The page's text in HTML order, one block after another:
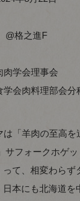
@格之進F
肉学会理事会
学会肉料理部会分
「羊肉の至高を
サフォークホゲ
て、相変わらず
本にも北海道を